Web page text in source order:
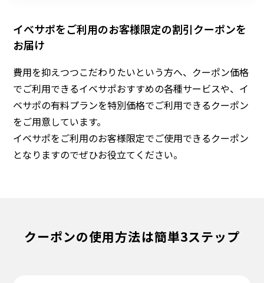
イベサポをご利用のお客様限定の割引クーポンを
お届け
費用を抑えつつこだわりたいという方へ、クーポン価格
でご利用できるイベサポおすすめの各種サービスや、イ
ベサポの有料プランを特別価格でご利用できるクーポン
をご用意しています。
イベサポをご利用のお客様限定でご使用できるクーポン
となりますのでぜひお役立てください。
クーポンの使用方法は簡単3ステップ